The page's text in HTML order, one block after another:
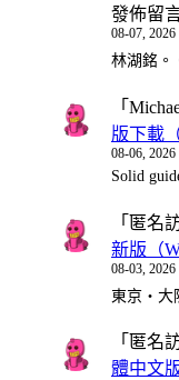
發佈留
08-07, 2026
林湖銘。
「
版下載
08-06, 2026
Solid
「 匿名
新版（
08-03, 2026
東京・大
「 匿名
體中文